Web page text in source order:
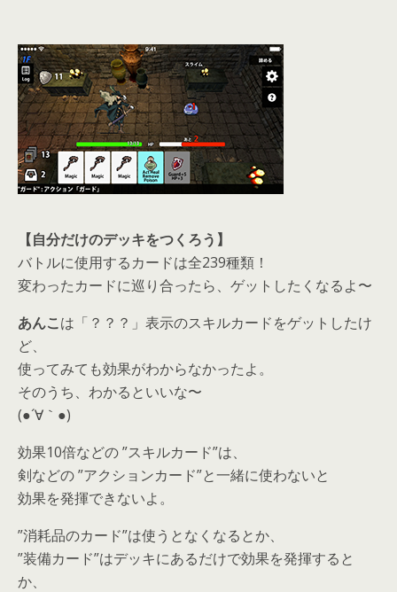
【自分だけのデッキをつくろう】
バトルに使用するカードは全239種類！
変わったカードに巡り合ったら、ゲットしたくなるよ〜
あんこは「？？？」表示のスキルカードをゲットしたけ
ど、
使ってみても効果がわからなかったよ。
そのうち、わかるといいな〜
(●´∀｀●)
効果10倍などの ”スキルカード”は、
剣などの ”アクションカード”と一緒に使わないと
効果を発揮できないよ。
”消耗品のカード”は使うとなくなるとか、
”装備カード”はデッキにあるだけで効果を発揮すると
か、